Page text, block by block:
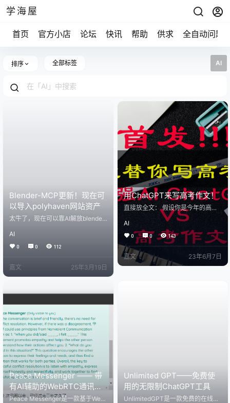
学海屋
首页 官方小店 论坛 快讯 帮助 供求 全自动问题
排序 全部标签 AI
Blender-MCP更新！现在可
以导入polyhaven网站资产
太牛了，现在可以靠AI解放blender
-MCP又更新了重大功能！ 你现在
可以只通过提示词就可以将 @polyh
aven的1500多种资产库引入到Blen
字创造一个沙滩场景。（看它如何
导入正确的HDRIs、纹理和模型） h
aXJYMEQV MCP是指Mode…
AI
0 0 112
嘉文 25年3月19日
用ChatGPT来写高考作文！
直接放全文： 假设你是今年的高考
考生，你需要回答以下题目： **阅
读下面的材料，根据要求写作。（6
0分）** 人们因技术发展得以更好地
掌控时间，但也有人因此成了时间
的仆人。 这句话引发了你怎样的联
想与思考？请写一篇文章。 要求：
选准角度，确定立意，明确文体，
AI
0 0 143
嘉文 23年6月7日
Peace Messenger —— 带
有AI辅助的WebRTC通讯工
具，附带使用教程
Peace Messenger是一款基于Web
Unlimited GPT——免费使
用的无限制ChatGPT工具
UnlimitedGPT是一款免费的在线Ch